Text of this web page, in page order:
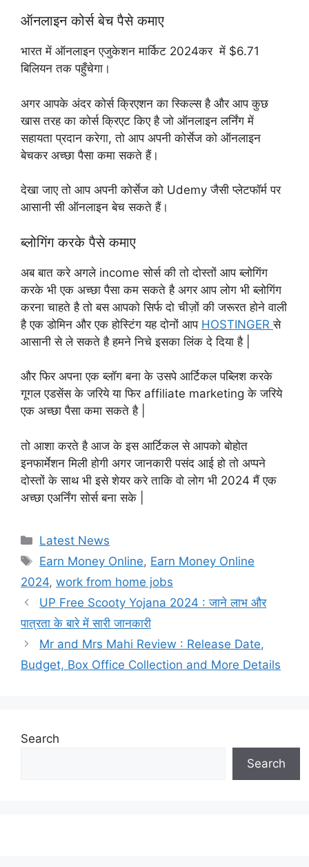
ऑनलाइन कोर्स बेच पैसे कमाए
भारत में ऑनलाइन एजुकेशन मार्किट 2024कर में $6.71
बिलियन तक पहुँचेगा।
अगर आपके अंदर कोर्स क्रिएशन का स्किल्स है और आप कुछ
खास तरह का कोर्स क्रिएट किए है जो ऑनलाइन लर्निंग में
सहायता प्रदान करेगा, तो आप अपनी कोर्सेज को ऑनलाइन
बेचकर अच्छा पैसा कमा सकते हैं।
देखा जाए तो आप अपनी कोर्सेज को Udemy जैसी प्लेटफॉर्म पर
आसानी सी ऑनलाइन बेच सकते हैं।
ब्लोगिंग करके पैसे कमाए
अब बात करे अगले income सोर्स की तो दोस्तों आप ब्लोगिंग
करके भी एक अच्छा पैसा कम सकते है अगर आप लोग भी ब्लोगिंग
करना चाहते है तो बस आपको सिर्फ दो चीज़ों की जरूरत होने वाली
है एक डोमिन और एक होस्टिंग यह दोनों आप HOSTINGERसे
आसानी से ले सकते है हमने निचे इसका लिंक दे दिया है |
और फिर अपना एक ब्लॉग बना के उसपे आर्टिकल पब्लिश करके
गूगल एडसेंस के जरिये या फिर affiliate marketing के जरिये
एक अच्छा पैसा कमा सकते है |
तो आशा करते है आज के इस आर्टिकल से आपको बोहोत
इनफार्मेशन मिली होगी अगर जानकारी पसंद आई हो तो अप्पने
दोस्तों के साथ भी इसे शेयर करे ताकि वो लोग भी 2024 मैं एक
अच्छा एअर्निंग सोर्स बना सके |
Categories
Latest News
Tags
Earn Money Online, Earn Money Online
2024, work from home jobs
UP Free Scooty Yojana 2024 : जाने लाभ और
पात्रता के बारे में सारी जानकारी
Mr and Mrs Mahi Review : Release Date,
Budget, Box Office Collection and More Details
Search
Search